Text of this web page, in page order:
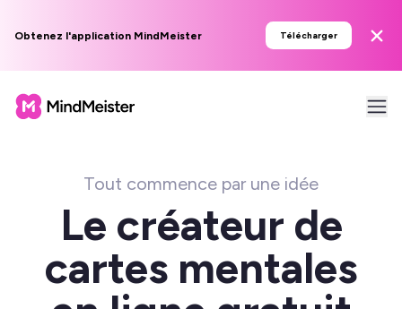
Obtenez l'application MindMeister Télécharger
Tout commence par une idée
Le créateur de
cartes mentales